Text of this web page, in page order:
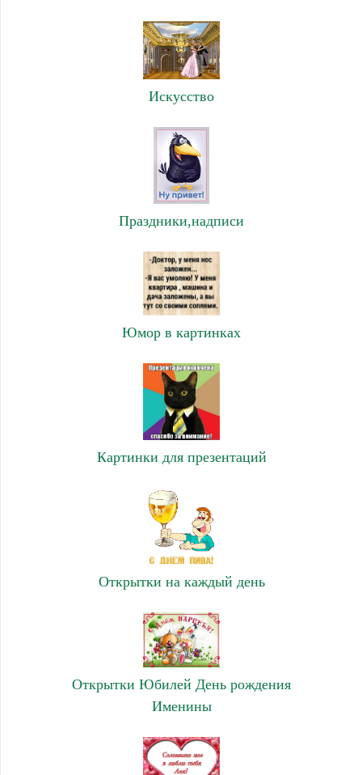
Искусство
Праздники,надписи
Юмор в картинках
Картинки для презентаций
Открытки на каждый день
Открытки Юбилей День рождения
Именины